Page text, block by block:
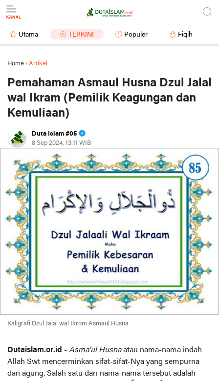
Utama TERKINI Populer Fiqih
Home › Artikel
Pemahaman Asmaul Husna Dzul Jalal
wal Ikram (Pemilik Keagungan dan
Kemuliaan)
Duta Islam #05
8 Sep 2024, 13:11 WIB
Kaligrafi Dzul Jalal wal Ikrom Asmaul Husna.
Dutaislam.or.id - Asma'ul Husnaatau nama-nama indah
Allah Swt mencerminkan sifat-sifat-Nya yang sempurna
dan agung. Salah satu dari nama-nama tersebut adalah